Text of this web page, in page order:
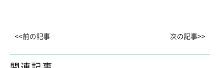
<<前の記事 次の記事>>